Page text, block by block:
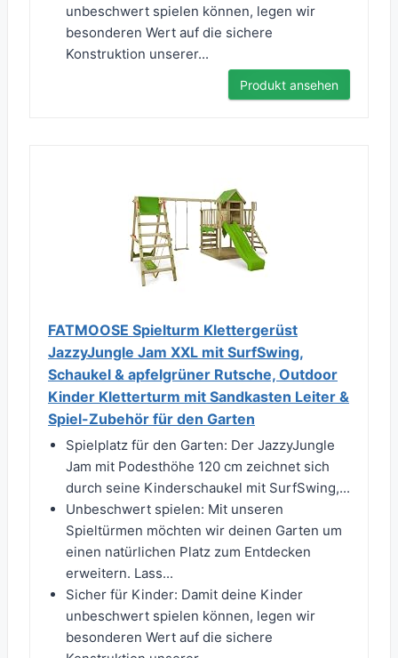
unbeschwert spielen können, legen wir
besonderen Wert auf die sichere
Konstruktion unserer...
Produkt ansehen
FATMOOSE Spielturm Klettergerüst
JazzyJungle Jam XXL mit SurfSwing,
Schaukel & apfelgrüner Rutsche, Outdoor
Kinder Kletterturm mit Sandkasten Leiter &
Spiel-Zubehör für den Garten
Spielplatz für den Garten: Der JazzyJungle
Jam mit Podesthöhe 120 cm zeichnet sich
durch seine Kinderschaukel mit SurfSwing,...
Unbeschwert spielen: Mit unseren
Spieltürmen möchten wir deinen Garten um
einen natürlichen Platz zum Entdecken
erweitern. Lass...
Sicher für Kinder: Damit deine Kinder
unbeschwert spielen können, legen wir
besonderen Wert auf die sichere